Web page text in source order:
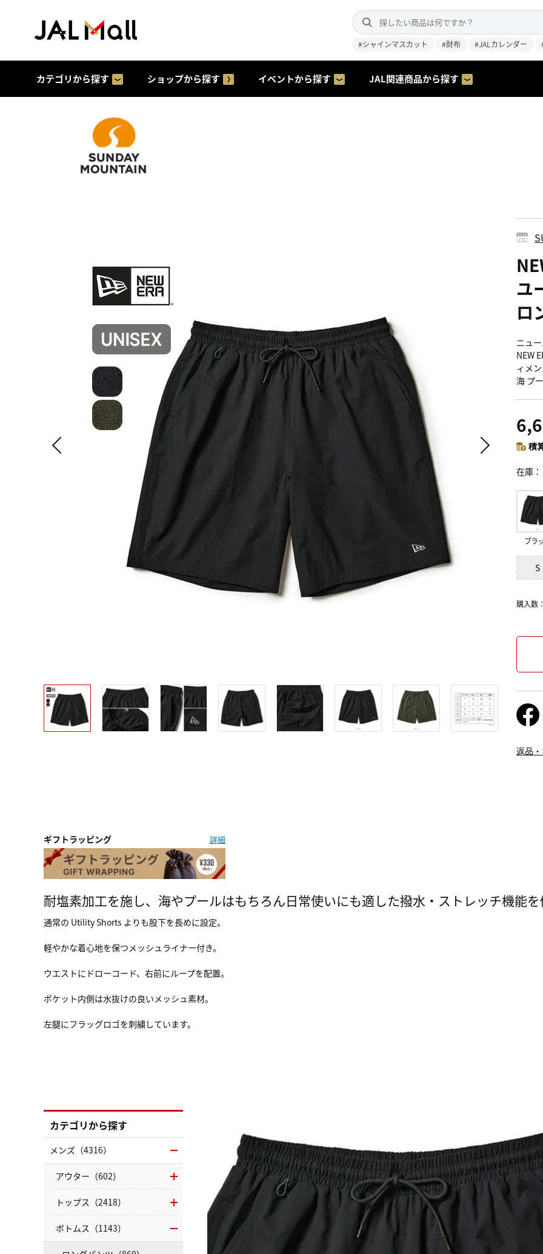
#シャインマスカット #財布 #JALカレンダー
カテゴリから探す ショップから探す イベントから探す JAL関連商品から探す
ユ
ロ
ニュ
NEW
ィメ
海 プ
積
在庫
ブラ
S
購入数：
返品
ギフトラッピング 詳細
耐塩素加工を施し、海やプールはもちろん日常使いにも適した撥水・ストレッチ機能
通常の Utility Shorts よりも股下を長めに設定。
軽やかな着心地を保つメッシュライナー付き。
ウエストにドローコード、右前にループを配置。
ポケット内側は水抜けの良いメッシュ素材。
左腿にフラッグロゴを刺繍しています。
カテゴリから探す
メンズ（4316）
アウター（602）
トップス（2418）
ボトムス（1143）